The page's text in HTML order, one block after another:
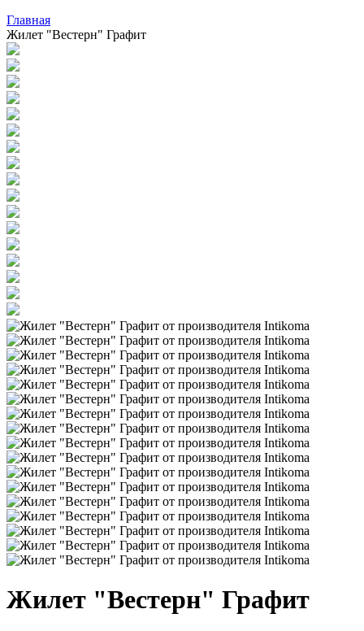
Главная
Жилет "Вестерн" Графит
Жилет "Вестерн" Графит